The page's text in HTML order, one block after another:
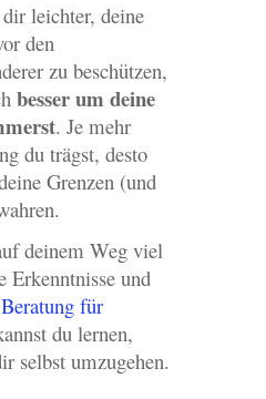
leichter, deine
den
zu beschützen,
besser um deine
. Je mehr
du trägst, desto
Grenzen (und
deinem Weg viel
Erkenntnisse und
Beratung für
du lernen,
selbst umzugehen.